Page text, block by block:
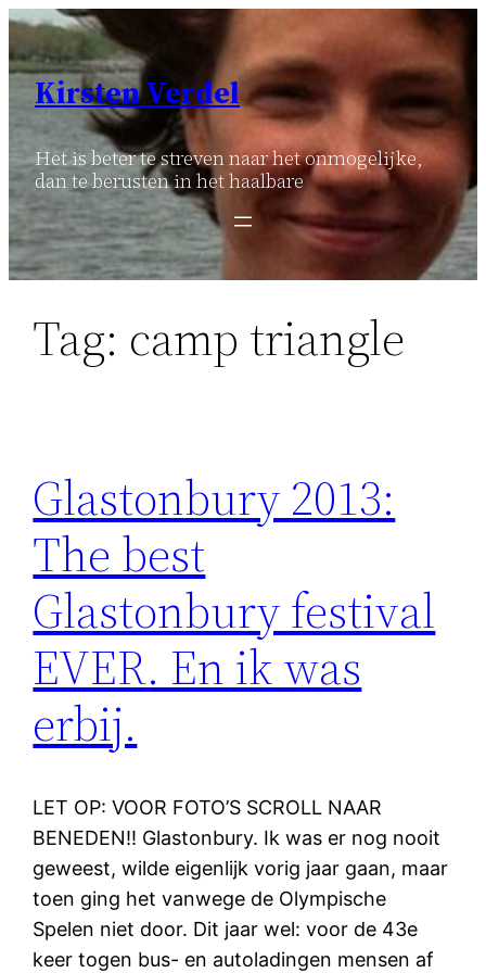
Ga
naar
inhoud
Kirsten Verdel
Het is beter te streven naar het onmogelijke,
dan te berusten in het haalbare
Tag: camp triangle
Glastonbury 2013:
The best
Glastonbury festival
EVER. En ik was
erbij.
LET OP: VOOR FOTO’S SCROLL NAAR
BENEDEN!! Glastonbury. Ik was er nog nooit
geweest, wilde eigenlijk vorig jaar gaan, maar
toen ging het vanwege de Olympische
Spelen niet door. Dit jaar wel: voor de 43e
keer togen bus- en autoladingen mensen af